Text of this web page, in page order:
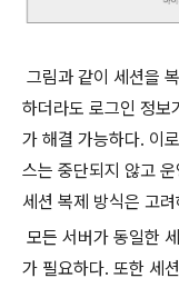
그림과 같이 세션을
하더라도 로그인 정보
가 해결 가능하다. 이
스는 중단되지 않고
세션 복제 방식은 고
모든 서버가 동일한
가 필요하다. 또한 세